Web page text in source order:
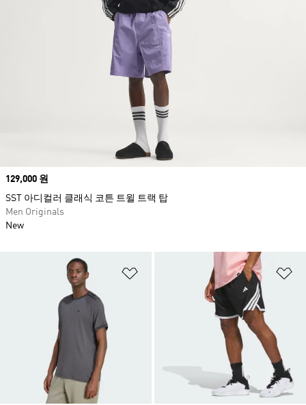
위시리스트 담기
Price
129,000 원
SST 아디컬러 클래식 코튼 트윌 트랙 탑
Men Originals
New